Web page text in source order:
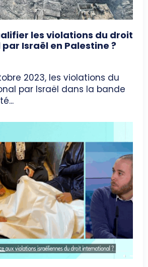
les violations du droit
Israël en Palestine ?
2023, les violations du
par Israël dans la bande